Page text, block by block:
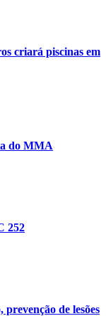
criará piscinas em
do MMA
252
de lesões